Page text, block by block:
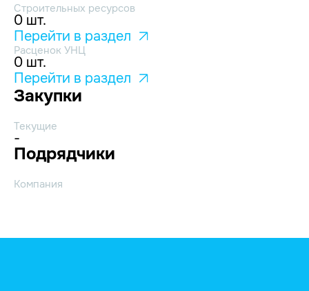
Строительных ресурсов
0 шт.
Перейти в раздел
Расценок УНЦ
0 шт.
Перейти в раздел
Закупки
Текущие
-
Подрядчики
Компания